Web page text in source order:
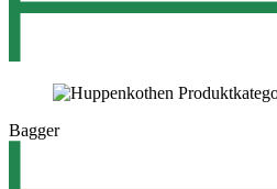
Bagger